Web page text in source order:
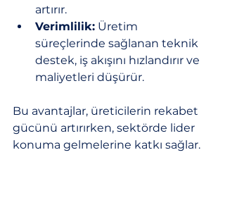
artırır.
Verimlilik: Üretim
süreçlerinde sağlanan teknik
destek, iş akışını hızlandırır ve
maliyetleri düşürür.
Bu avantajlar, üreticilerin rekabet
gücünü artırırken, sektörde lider
konuma gelmelerine katkı sağlar.